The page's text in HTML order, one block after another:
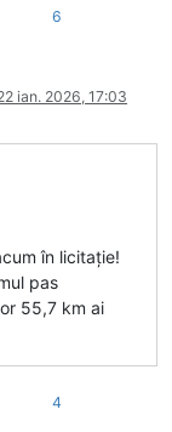
6
ian. 2026, 17:03
în licitație!
pas
55,7 km ai
4